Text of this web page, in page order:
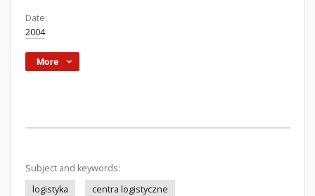
Date:
2004
More
Subject and keywords:
logistyka
centra logistyczne